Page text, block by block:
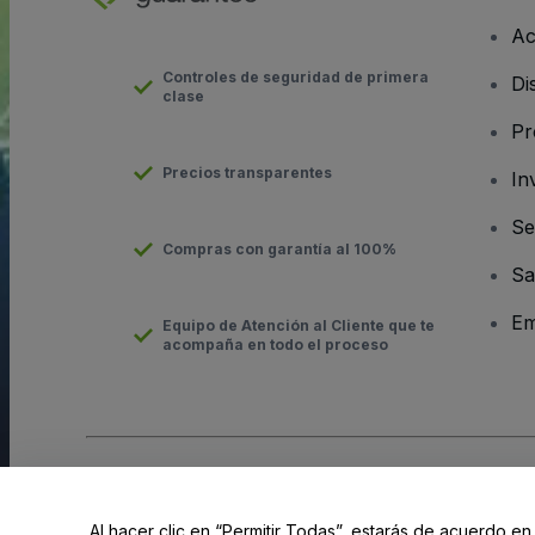
Controles de seguridad de primera
clase
Precios transparentes
Compras con garantía al 100%
Equipo de Atención al Cliente que te
acompaña en todo el proceso
Al hacer clic en “Permitir Todas”, estarás de acuerdo